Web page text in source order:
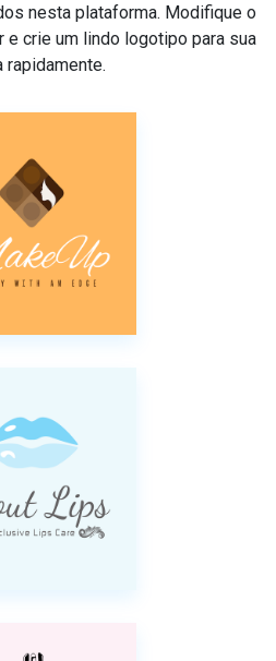
nesta plataforma. Modifique o
crie um lindo logotipo para sua
rapidamente.